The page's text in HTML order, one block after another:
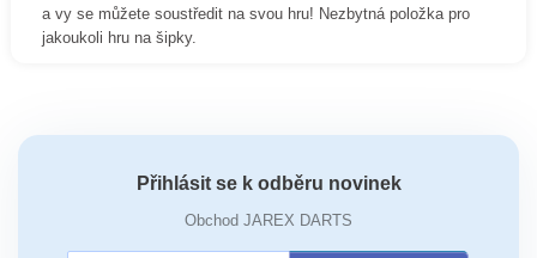
a vy se můžete soustředit na svou hru! Nezbytná položka pro
jakoukoli hru na šipky.
Přihlásit se k odběru novinek
Obchod JAREX DARTS